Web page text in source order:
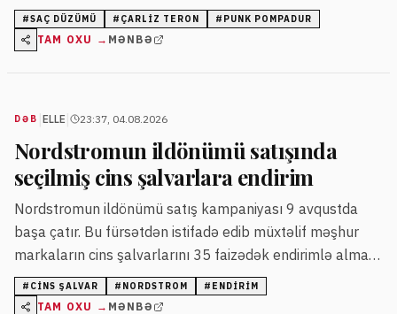
illərin ruhu ilə vəhdət etdiyini bildirib.
#SAÇ DÜZÜMÜ # ÇARLIZ TERON # PUNK POMPADUR
TAM OXU → MƏNBƏ
DƏB ELLE 23:37, 04.08.2026
Nordstromun ildönümü satışında
seçilmiş cins şalvarlara endirim
Nordstromun ildönümü satış kampaniyası 9 avqustda
başa çatır. Bu fürsətdən istifadə edib müxtəlif məşhur
markaların cins şalvarlarını 35 faizədək endirimlə almaq
mümkündür.
# CINS ŞALVAR # NORDSTROM # ENDIRIM
TAM OXU → MƏNBƏ